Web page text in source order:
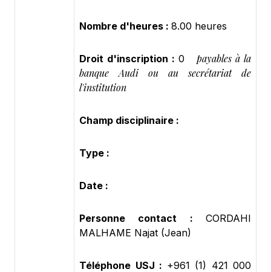
Nombre d'heures : 8.00 heures
Droit d'inscription : 0payables à la
banque Audi ou au secrétariat de
l'institution
Champ disciplinaire :
Type :
Date :
Personne contact : CORDAHI
MALHAME Najat (Jean)
Téléphone USJ : +961 (1) 421 000